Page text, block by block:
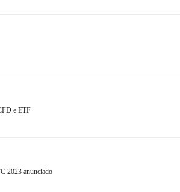
e ETF
2023 anunciado